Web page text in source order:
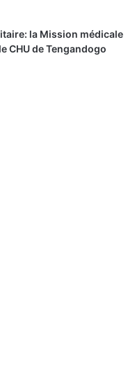
la Mission médicale
CHU de Tengandogo